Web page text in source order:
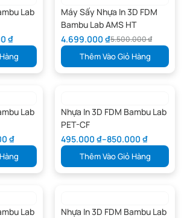
Lab
₫
Máy Sấy Nhựa In 3D FDM
Bambu Lab AMS HT
5.500.000₫
4.699.000 ₫
Thêm Vào Giỏ Hàng
Lab
₫
Nhựa In 3D FDM Bambu Lab
PET-CF
495.000 ₫–850.000 ₫
Thêm Vào Giỏ Hàng
Lab
Nhựa In 3D FDM Bambu Lab